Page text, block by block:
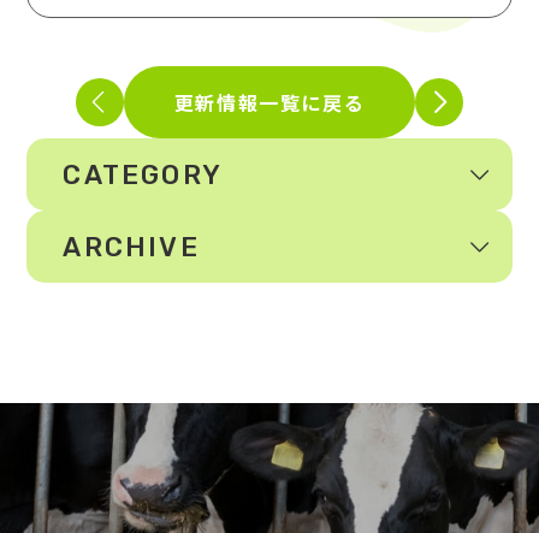
更新情報一覧に戻る
CATEGORY
ARCHIVE